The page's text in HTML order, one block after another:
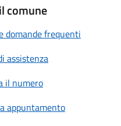
comune
domande frequenti
assistenza
il numero
appuntamento